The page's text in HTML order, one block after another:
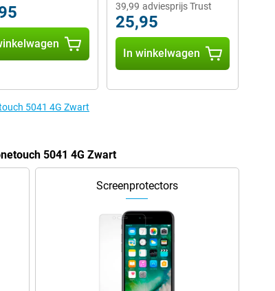
39,99 adviesprijs Trust
25,95
In winkelwagen
5041 4G Zwart
5041 4G Zwart
Screenprotectors